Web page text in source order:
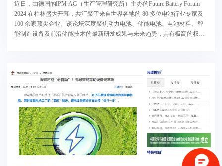
近日，由德国的IPM AG（生产管理研究所）主办的Future Battery Forum
2024 在柏林盛大开幕，共汇聚了来自世界各地的 80 多位电池行业专家及
100 余家顶尖企业。该论坛深度聚焦动力电池、储能电池、电池材料、智
能制造设备及前沿储能技术的最新研发成果与未来趋势，具有极高的权威